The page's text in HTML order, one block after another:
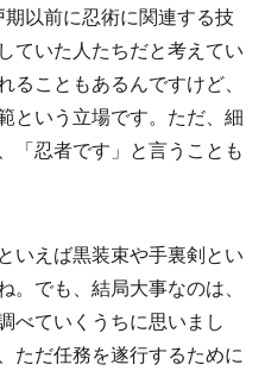
以前に忍術に関連する技
ていた人たちだと考えてい
こともあるんですけど、
という立場です。ただ、細
「忍者です」と言うことも
いえば黒装束や手裏剣とい
でも、結局大事なのは、
べていくうちに思いまし
ただ任務を遂行するために